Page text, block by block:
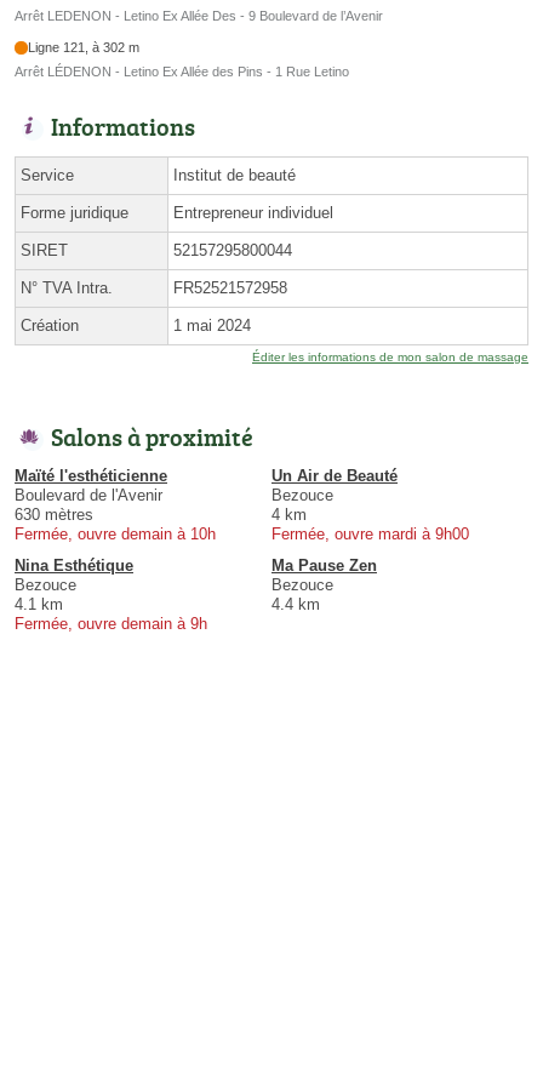
Arrêt LEDENON - Letino Ex Allée Des - 9 Boulevard de l’Avenir
Ligne 121, à 302 m
Arrêt LÉDENON - Letino Ex Allée des Pins - 1 Rue Letino
Informations
Service Institut de beauté
Forme juridique Entrepreneur individuel
SIRET 52157295800044
N° TVA Intra. FR52521572958
Création 1 mai 2024
Éditer les informations de mon salon de massage
Salons à proximité
Maïté l'esthéticienne
Boulevard de l'Avenir
630 mètres
Fermée, ouvre demain à 10h
Un Air de Beauté
Bezouce
4 km
Fermée, ouvre mardi à 9h00
Nina Esthétique
Bezouce
4.1 km
Fermée, ouvre demain à 9h
Ma Pause Zen
Bezouce
4.4 km